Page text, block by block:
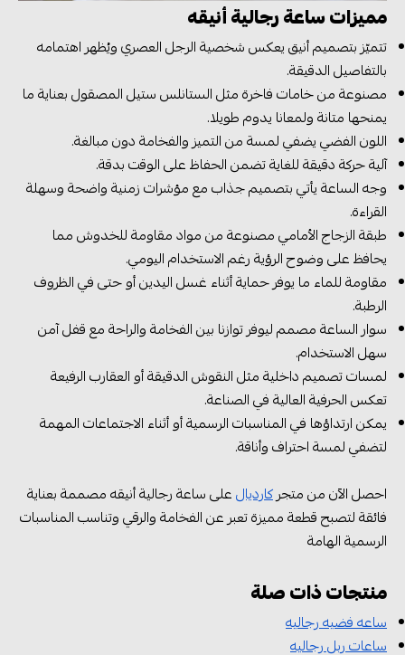
مميزات ساعة رجالية أنيقه
تتميّز بتصميم أنيق يعكس شخصية الرجل العصري ويُظهر اهتمامه
بالتفاصيل الدقيقة.
مصنوعة من خامات فاخرة مثل الستانلس ستيل المصقول بعناية ما
يمنحها متانة ولمعانا يدوم طويلا.
اللون الفضي يضفي لمسة من التميز والفخامة دون مبالغة.
آلية حركة دقيقة للغاية تضمن الحفاظ على الوقت بدقة.
وجه الساعة يأتي بتصميم جذاب مع مؤشرات زمنية واضحة وسهلة
القراءة.
طبقة الزجاج الأمامي مصنوعة من مواد مقاومة للخدوش مما
يحافظ على وضوح الرؤية رغم الاستخدام اليومي.
مقاومة للماء ما يوفر حماية أثناء غسل اليدين أو حتى في الظروف
الرطبة.
سوار الساعة مصمم ليوفر توازنا بين الفخامة والراحة مع قفل آمن
سهل الاستخدام.
لمسات تصميم داخلية مثل النقوش الدقيقة أو العقارب الرفيعة
تعكس الحرفية العالية في الصناعة.
يمكن ارتداؤها في المناسبات الرسمية أو أثناء الاجتماعات المهمة
لتضفي لمسة احتراف وأناقة.
احصل الآن من متجركارديالعلى ساعة رجالية أنيقه مصممة بعناية
فائقة لتصبح قطعة مميزة تعبر عن الفخامة والرقي وتناسب المناسبات
الرسمية الهامة
منتجات ذات صلة
ساعه فضيه رجاليه
ساعات ربل رجاليه